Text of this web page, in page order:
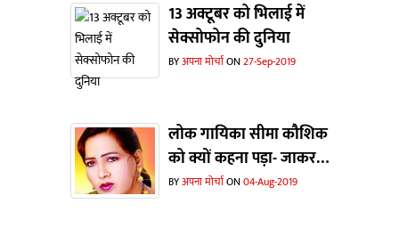
13 अक्टूबर को भिलाई में
सेक्सोफोन की दुनिया
BYअपना मोर्चाON27-Sep-2019
लोक गायिका सीमा कौशिक
को क्यों कहना पड़ा- जाकर
यूपी-बिहार देखो... पता चल
BYअपना मोर्चाON04-Aug-2019